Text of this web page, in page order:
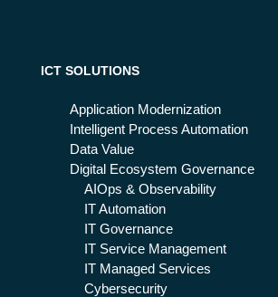
ve
al
ICT SOLUTIONS
Application Modernization
Intelligent Process Automation
Data Value
Digital Ecosystem Governance
AIOps & Observability
IT Automation
IT Governance
IT Service Management
IT Managed Services
Cybersecurity